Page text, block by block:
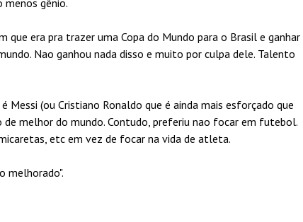
gênio.
era pra trazer uma Copa do Mundo para o Brasil e ganhar
Nao ganhou nada disso e muito por culpa dele. Talento
(ou Cristiano Ronaldo que é ainda mais esforçado que
de melhor do mundo. Contudo, preferiu nao focar em futebol.
etc em vez de focar na vida de atleta.
melhorado".